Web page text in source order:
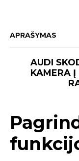
APRAŠYMAS
AUDI
KAMERA Į